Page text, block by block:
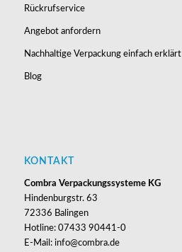
Rückrufservice
Angebot anfordern
Nachhaltige Verpackung einfach erklärt
Blog
KONTAKT
Combra Verpackungssysteme KG
Hindenburgstr. 63
72336 Balingen
Hotline: 07433 90441-0
E-Mail: info@combra.de